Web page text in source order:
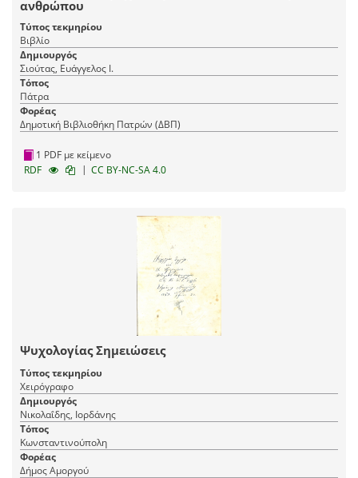
ανθρώπου
Τύπος τεκμηρίου
Βιβλίο
Δημιουργός
Σιούτας, Ευάγγελος Ι.
Τόπος
Πάτρα
Φορέας
Δημοτική Βιβλιοθήκη Πατρών (ΔΒΠ)
1 PDF με κείμενο
RDF
| CC BY-NC-SA 4.0
Ψυχολογίας Σημειώσεις
Τύπος τεκμηρίου
Χειρόγραφο
Δημιουργός
Νικολαΐδης, Ιορδάνης
Τόπος
Κωνσταντινούπολη
Φορέας
Δήμος Αμοργού